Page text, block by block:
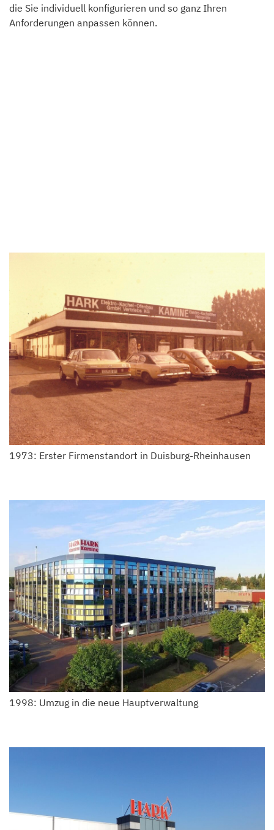
die Sie individuell konfigurieren und so ganz Ihren
Anforderungen anpassen können.
1973: Erster Firmenstandort in Duisburg-Rheinhausen
1998: Umzug in die neue Hauptverwaltung